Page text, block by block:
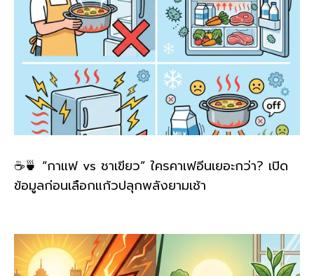
☕🍵 “กาแฟ vs ชาเขียว” ใครคาเฟอีนเยอะกว่า? เปิด
ข้อมูลก่อนเลือกแก้วปลุกพลังยามเช้า